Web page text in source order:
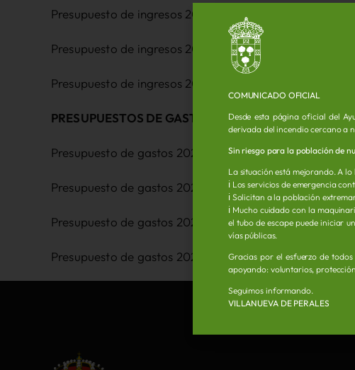
Presupuesto de ingresos 2021
Presupuesto de ingresos 2022
Presupuesto de ingresos 2024
PRESUPUESTOS DE GASTOS
Presupuesto de gastos 2020
Presupuesto de gastos 2021
Presupuesto de gastos 2022
Presupuesto de gastos 2024
COMUNICADO OFICIAL
Desde esta página oficial del
derivada del incendio cercano a
Sin riesgo para la población de
La situación está mejorando. A
ℹ️ Los servicios de emergencia
ℹ️ Solicitan a la población
ℹ️ Mucho cuidado con la
el tubo de escape puede iniciar
vías públicas.
Gracias por el esfuerzo de
apoyando: voluntarios,
Seguimos informando.
VILLANUEVA DE PERALES